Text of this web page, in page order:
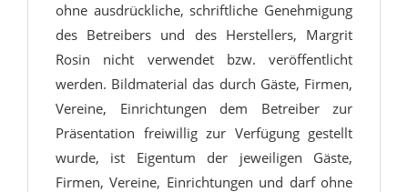
ohne ausdrückliche, schriftliche Genehmigung
des Betreibers und des Herstellers, Margrit
Rosin nicht verwendet bzw. veröffentlicht
werden. Bildmaterial das durch Gäste, Firmen,
Vereine, Einrichtungen dem Betreiber zur
Präsentation freiwillig zur Verfügung gestellt
wurde, ist Eigentum der jeweiligen Gäste,
Firmen, Vereine, Einrichtungen und darf ohne